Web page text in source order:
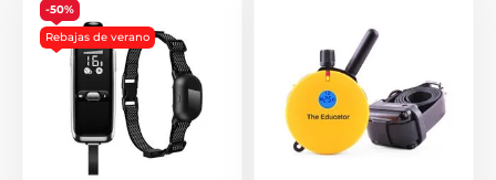
-50%
Rebajas de verano